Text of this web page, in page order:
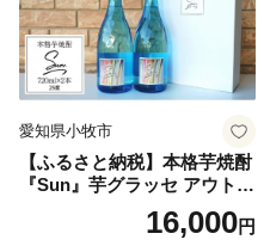
愛知県小牧市
【ふるさと納税】本格芋焼酎
『Sun』芋グラッセ アウトド
ア ソロキャンプ ベランピン
グ 巣ごもり 就労支援16,000円